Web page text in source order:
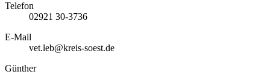
Telefon
02921 30-3736
E-Mail
vet.leb@kreis-soest.de
Günther